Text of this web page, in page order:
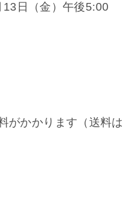
日（金）午後5:00
がかかります（送料は